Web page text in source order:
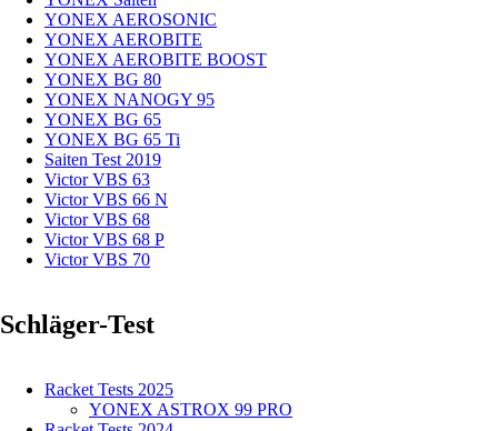
YONEX AEROSONIC
YONEX AEROBITE
YONEX AEROBITE BOOST
YONEX BG 80
YONEX NANOGY 95
YONEX BG 65
YONEX BG 65 Ti
Saiten Test 2019
Victor VBS 63
Victor VBS 66 N
Victor VBS 68
Victor VBS 68 P
Victor VBS 70
Schläger-Test
Racket Tests 2025
YONEX ASTROX 99 PRO